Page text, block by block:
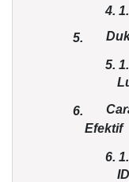
4. 1.
5.
5. 1.
6.
Efektif
6. 1.